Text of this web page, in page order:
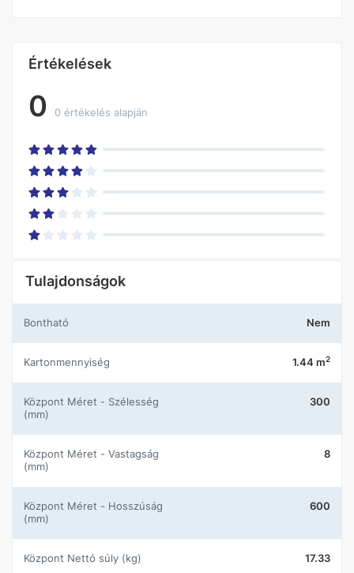
Értékelések
0 0 értékelés alapján
Tulajdonságok
Bontható Nem
Kartonmennyiség 1.44 m2
központ Méret - Szélesség
(mm)
300
központ Méret - Vastagság
(mm)
8
központ Méret - Hosszúság
(mm)
600
központ Nettó súly (kg) 17.33